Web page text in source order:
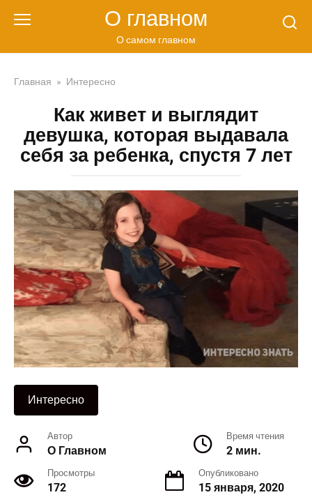
О главном
О самом главном
Главная » Интересно
Как живет и выглядит
девушка, которая выдавала
себя за ребенка, спустя 7 лет
Интересно
Автор
О Главном
Время чтения
2 мин.
Просмотры
172
Опубликовано
15 января, 2020